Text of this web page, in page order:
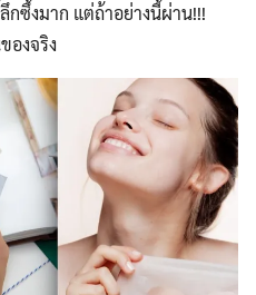
ซึ้งมาก แต่ถ้าอย่างนี้ผ่าน!!!
องจริง